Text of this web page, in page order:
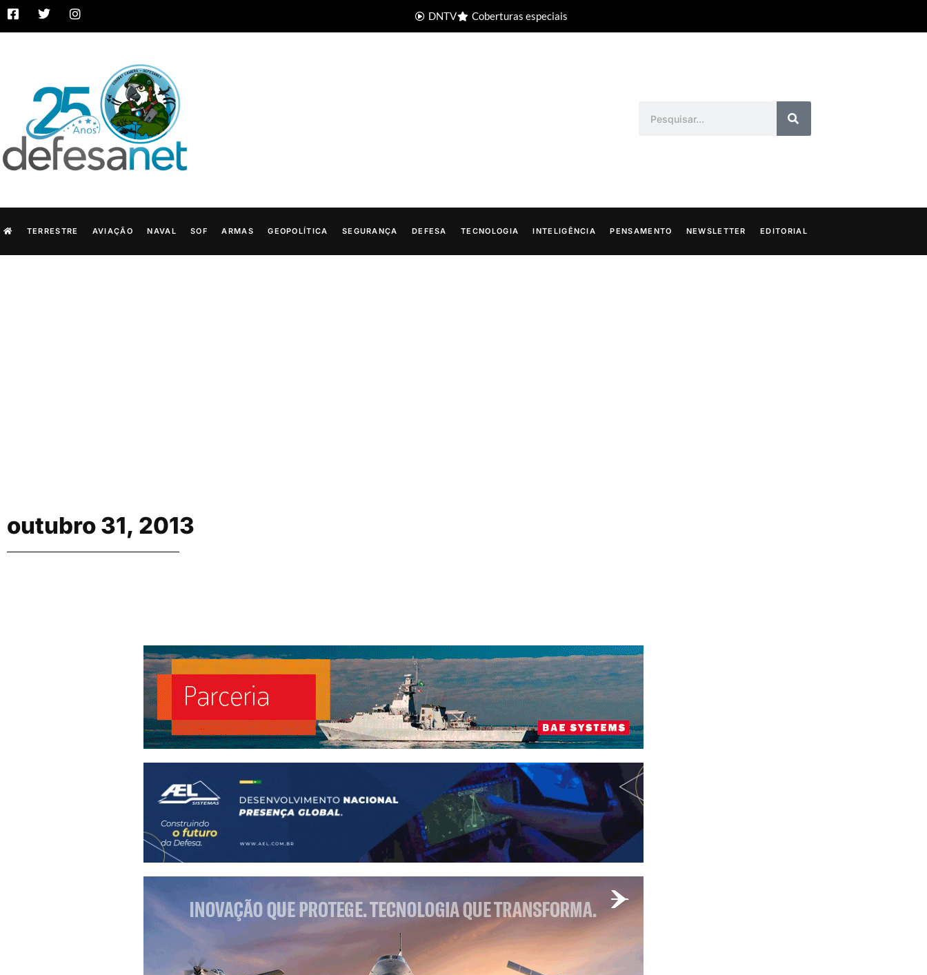
DNTV Coberturas especiais
TERRESTRE AVIAÇÃO NAVAL SOF ARMAS GEOPOLÍTICA SEGURANÇA DEFESA TECNOLOGIA INTELIGÊNCIA PENSAMENTO NEWSLETTER EDITORIAL
outubro 31, 2013